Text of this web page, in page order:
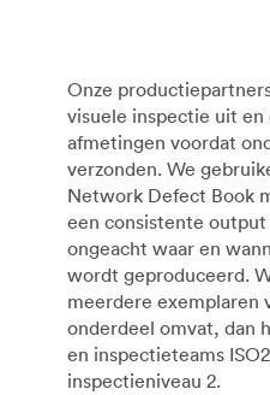
Onze
visuele inspectie uit
afmetingen voordat
verzonden. We
Network Defect Book
een consistente
ongeacht waar en
wordt geproduceerd.
meerdere exemplaren
onderdeel omvat, dan
en inspectieteams
inspectieniveau 2.